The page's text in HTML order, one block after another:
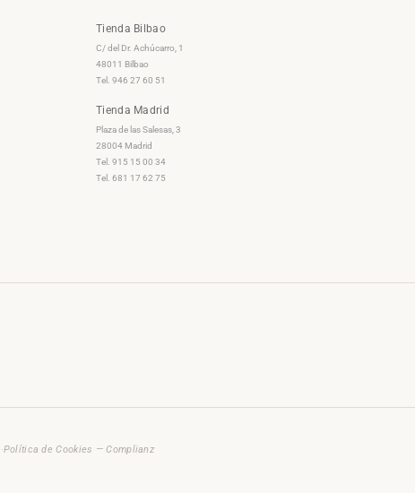
Tienda Bilbao
C/ del Dr. Achúcarro, 1
48011 Bilbao
Tel. 946 27 60 51
Tienda Madrid
Plaza de las Salesas, 3
28004 Madrid
Tel. 915 15 00 34
Tel. 681 17 62 75
·Política de Cookies — Complianz